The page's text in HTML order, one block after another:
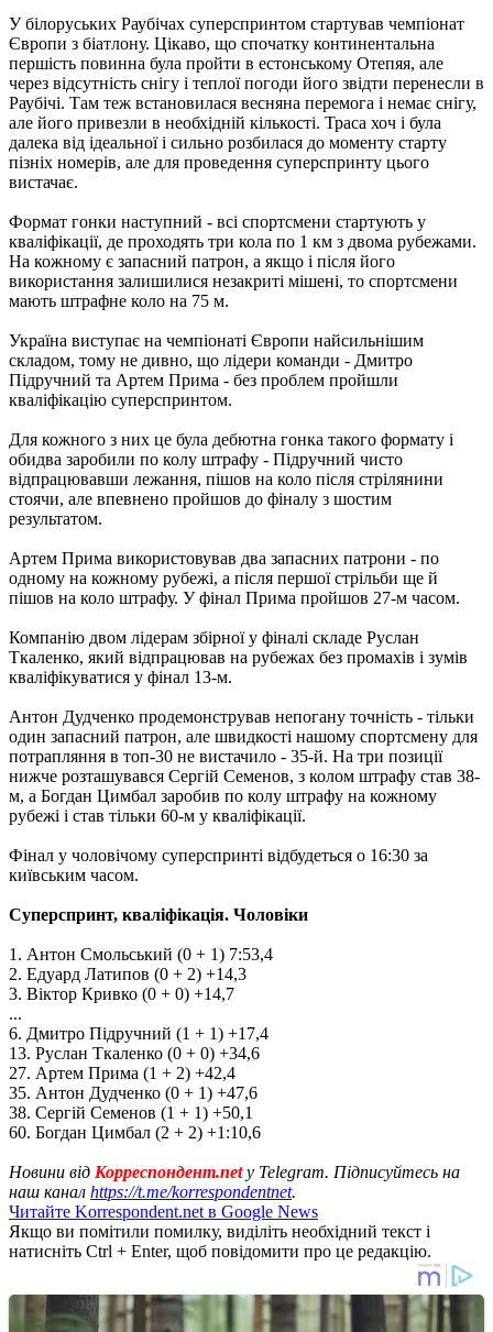
У білоруських Раубічах суперспринтом стартував чемпіонат
Європи з біатлону. Цікаво, що спочатку континентальна
першість повинна була пройти в естонському Отепяя, але
через відсутність снігу і теплої погоди його звідти перенесли в
Раубічі. Там теж встановилася весняна перемога і немає снігу,
але його привезли в необхідній кількості. Траса хоч і була
далека від ідеальної і сильно розбилася до моменту старту
пізніх номерів, але для проведення суперспринту цього
вистачає.
Формат гонки наступний - всі спортсмени стартують у
кваліфікації, де проходять три кола по 1 км з двома рубежами.
На кожному є запасний патрон, а якщо і після його
використання залишилися незакриті мішені, то спортсмени
мають штрафне коло на 75 м.
Україна виступає на чемпіонаті Європи найсильнішим
складом, тому не дивно, що лідери команди - Дмитро
Підручний та Артем Прима - без проблем пройшли
кваліфікацію суперспринтом.
Для кожного з них це була дебютна гонка такого формату і
обидва заробили по колу штрафу - Підручний чисто
відпрацювавши лежання, пішов на коло після стрілянини
стоячи, але впевнено пройшов до фіналу з шостим
результатом.
Артем Прима використовував два запасних патрони - по
одному на кожному рубежі, а після першої стрільби ще й
пішов на коло штрафу. У фінал Прима пройшов 27-м часом.
Компанію двом лідерам збірної у фіналі складе Руслан
Ткаленко, який відпрацював на рубежах без промахів і зумів
кваліфікуватися у фінал 13-м.
Антон Дудченко продемонстрував непогану точність - тільки
один запасний патрон, але швидкості нашому спортсмену для
потрапляння в топ-30 не вистачило - 35-й. На три позиції
нижче розташувався Сергій Семенов, з колом штрафу став 38-
м, а Богдан Цимбал заробив по колу штрафу на кожному
рубежі і став тільки 60-м у кваліфікації.
Фінал у чоловічому суперспринті відбудеться о 16:30 за
київським часом.
Суперспринт, кваліфікація. Чоловіки
1. Антон Смольський (0 + 1) 7:53,4
2. Едуард Латипов (0 + 2) +14,3
3. Віктор Кривко (0 + 0) +14,7
...
6. Дмитро Підручний (1 + 1) +17,4
13. Руслан Ткаленко (0 + 0) +34,6
27. Артем Прима (1 + 2) +42,4
35. Антон Дудченко (0 + 1) +47,6
38. Сергій Семенов (1 + 1) +50,1
60. Богдан Цимбал (2 + 2) +1:10,6
Новини від Корреспондент.net у Telegram. Підписуйтесь на
наш канал https://t.me/korrespondentnet.
Читайте Korrespondent.net в Google News
Якщо ви помітили помилку, виділіть необхідний текст і
натисніть Ctrl + Enter, щоб повідомити про це редакцію.